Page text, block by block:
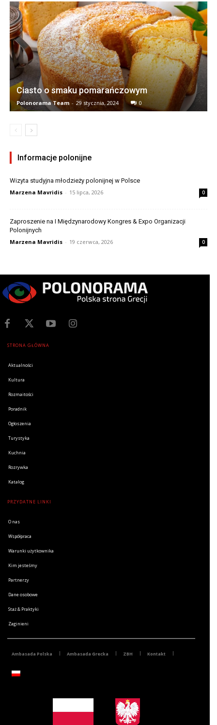
Ciasto o smaku pomarańczowym
Polonorama Team - 29 stycznia, 2024 0
Informacje polonijne
Wizyta studyjna młodzieży polonijnej w Polsce
Marzena Mavridis - 15 lipca, 2026 0
Zaproszenie na I Międzynarodowy Kongres & Expo Organizacji
Polonijnych
Marzena Mavridis - 19 czerwca, 2026 0
STRONA GŁÓWNA
Aktualności
Kultura
Rozmaitości
Poradnik
Ogłoszenia
Turystyka
Kuchnia
Rozrywka
Katalog
PRZYDATNE LINKI
O nas
Współpraca
Warunki użytkownika
Kim jesteśmy
Partnerzy
Dane osobowe
Staż & Praktyki
Zaginieni
Ambasada Polska Ambasada Grecka ZBH Kontakt